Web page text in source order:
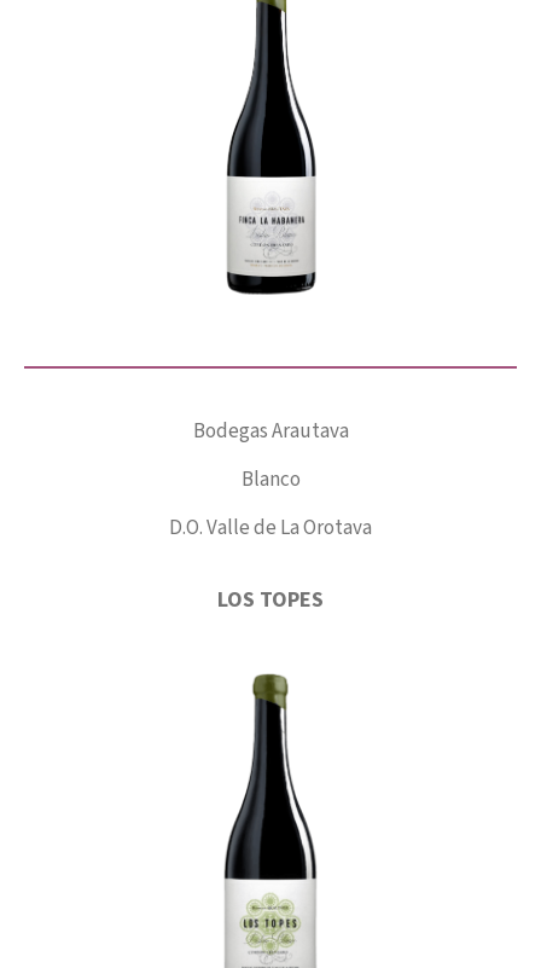
Bodegas Arautava
Blanco
D.O. Valle de La Orotava
LOS TOPES